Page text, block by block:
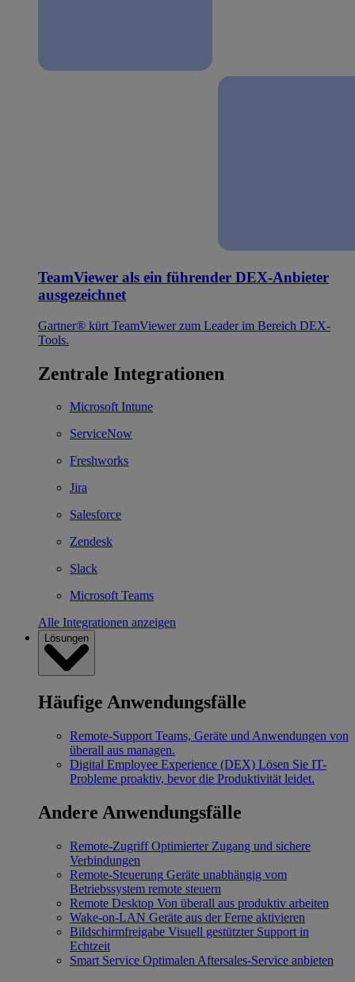
TeamViewer als ein führender DEX-Anbieter
ausgezeichnet
Gartner® kürt TeamViewer zum Leader im Bereich DEX-
Tools.
Zentrale Integrationen
Microsoft Intune
ServiceNow
Freshworks
Jira
Salesforce
Zendesk
Slack
Microsoft Teams
Alle Integrationen anzeigen
Lösungen
Häufige Anwendungsfälle
Remote-Support Teams, Geräte und Anwendungen von
überall aus managen.
Digital Employee Experience (DEX) Lösen Sie IT-
Probleme proaktiv, bevor die Produktivität leidet.
Andere Anwendungsfälle
Remote-Zugriff Optimierter Zugang und sichere
Verbindungen
Remote-Steuerung Geräte unabhängig vom
Betriebssystem remote steuern
Remote Desktop Von überall aus produktiv arbeiten
Wake-on-LAN Geräte aus der Ferne aktivieren
Bildschirmfreigabe Visuell gestützter Support in
Echtzeit
Smart Service Optimalen Aftersales-Service anbieten